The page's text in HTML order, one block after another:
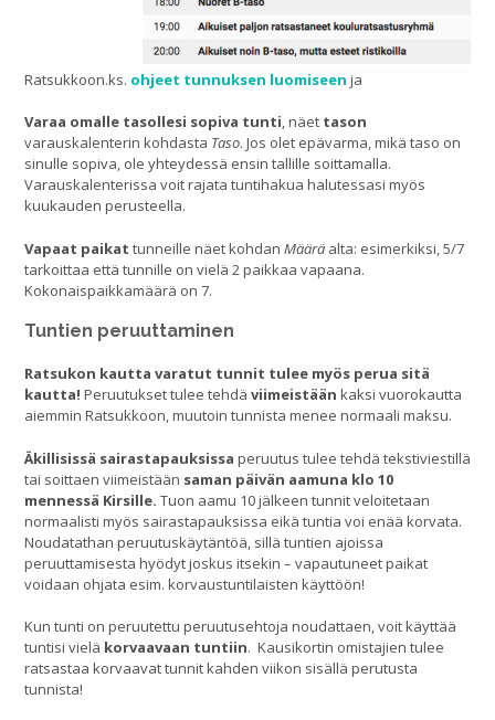
Ratsukkoon.ks. ohjeet tunnuksen luomiseen ja
Varaa omalle tasollesi sopiva tunti, näet tason
varauskalenterin kohdasta Taso. Jos olet epävarma, mikä taso on
sinulle sopiva, ole yhteydessä ensin tallille soittamalla.
Varauskalenterissa voit rajata tuntihakua halutessasi myös
kuukauden perusteella.
Vapaat paikat tunneille näet kohdan Määrä alta: esimerkiksi, 5/7
tarkoittaa että tunnille on vielä 2 paikkaa vapaana.
Kokonaispaikkamäärä on 7.
Tuntien peruuttaminen
Ratsukon kautta varatut tunnit tulee myös perua sitä
kautta! Peruutukset tulee tehdä viimeistään kaksi vuorokautta
aiemmin Ratsukkoon, muutoin tunnista menee normaali maksu.
Äkillisissä sairastapauksissa peruutus tulee tehdä tekstiviestillä
tai soittaen viimeistään saman päivän aamuna klo 10
mennessä Kirsille. Tuon aamu 10 jälkeen tunnit veloitetaan
normaalisti myös sairastapauksissa eikä tuntia voi enää korvata.
Noudatathan peruutuskäytäntöä, sillä tuntien ajoissa
peruuttamisesta hyödyt joskus itsekin – vapautuneet paikat
voidaan ohjata esim. korvaustuntilaisten käyttöön!
Kun tunti on peruutettu peruutusehtoja noudattaen, voit käyttää
tuntisi vielä korvaavaan tuntiin. Kausikortin omistajien tulee
ratsastaa korvaavat tunnit kahden viikon sisällä perutusta
tunnista!